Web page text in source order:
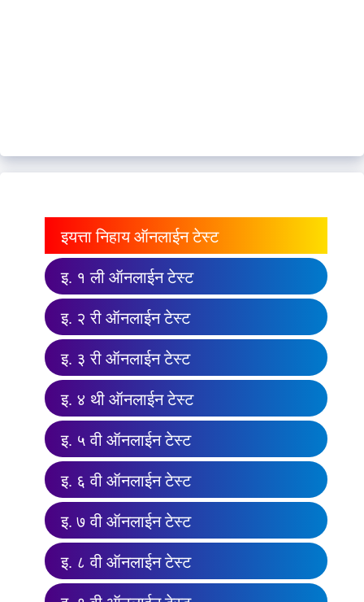
इयत्ता निहाय ऑनलाईन टेस्ट
इ. १ ली ऑनलाईन टेस्ट
इ. २ री ऑनलाईन टेस्ट
इ. ३ री ऑनलाईन टेस्ट
इ. ४ थी ऑनलाईन टेस्ट
इ. ५ वी ऑनलाईन टेस्ट
इ. ६ वी ऑनलाईन टेस्ट
इ. ७ वी ऑनलाईन टेस्ट
इ. ८ वी ऑनलाईन टेस्ट